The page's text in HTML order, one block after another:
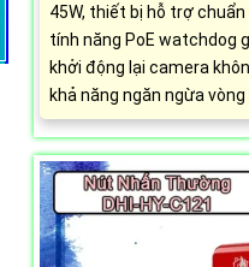
45W, thiết bị hỗ trợ chuẩn
tính năng PoE watchdog
khởi động lại camera
khả năng ngăn ngừa vòng